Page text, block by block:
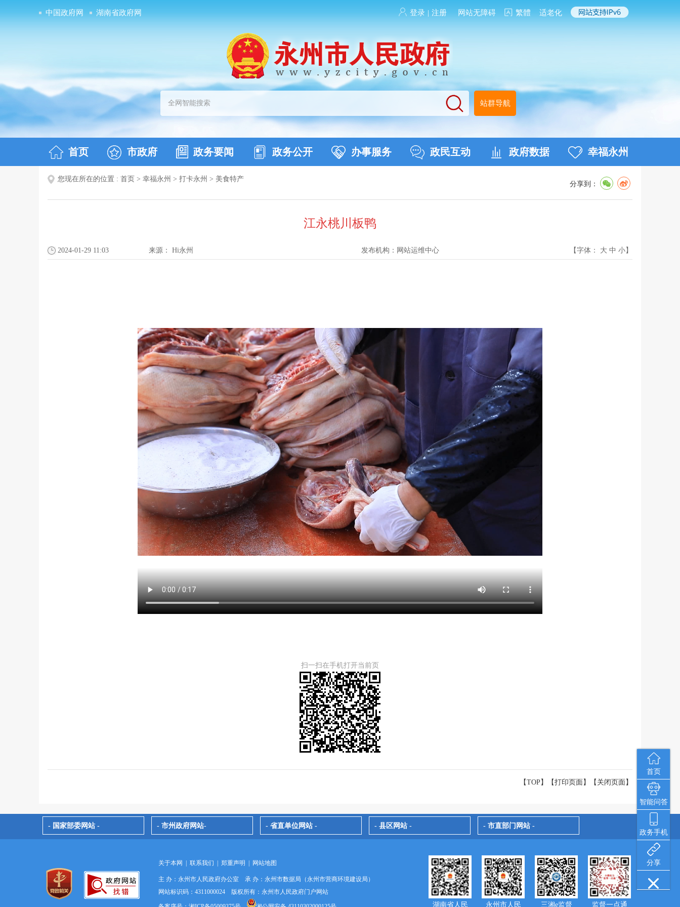
中国政府网 湖南省政府网 登录 | 注册 网站无障碍 繁體 适老化
站群导航
首页 市政府 政务要闻 政务公开 办事服务 政民互动 政府数据 幸福永州
首页
智能问答
政务手机
分享
您现在所在的位置 : 首页 > 幸福永州 > 打卡永州 > 美食特产
分享到：
江永桃川板鸭
2024-01-29 11:03 来源： Hi永州 发布机构： 网站运维中心 【字体： 大 中 小】
扫一扫在手机打开当前页
【TOP】 【打印页面 】【 关闭页面 】
- 国家部委网站 - - 市州政府网站- - 省直单位网站 - - 县区网站 - - 市直部门网站 -
关于本网 联系我们 郑重声明 网站地图
主 办：永州市人民政府办公室 承 办：永州市数据局（永州市营商环境建设局）
网站标识码：4311000024 版权所有：永州市人民政府门户网站
湖南省人民 永州市人民 三湘e监督 监督一点通